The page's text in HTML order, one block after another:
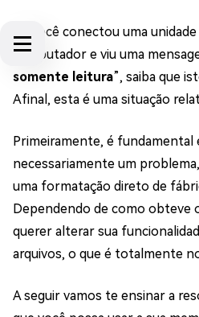
Se você conectou uma
computador e viu uma
somente leitura”, saiba que
Afinal, esta é uma situação
Primeiramente, é
necessariamente um
uma formatação direto de
Dependendo de como obteve
querer alterar sua
arquivos, o que é totalmente
A seguir vamos te ensinar a